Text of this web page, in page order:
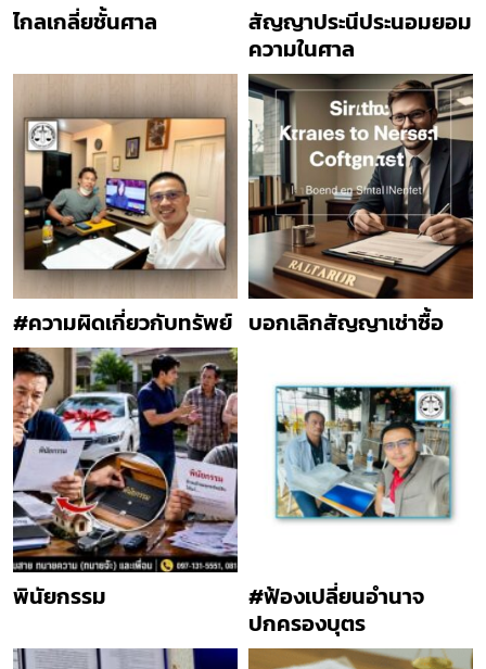
ไกลเกลี่ยชั้นศาล
สัญญาประนีประนอมยอม
ความในศาล
#ความผิดเกี่ยวกับทรัพย์ บอกเลิกสัญญาเช่าซื้อ
พินัยกรรม
#ฟ้องเปลี่ยนอำนาจ
ปกครองบุตร